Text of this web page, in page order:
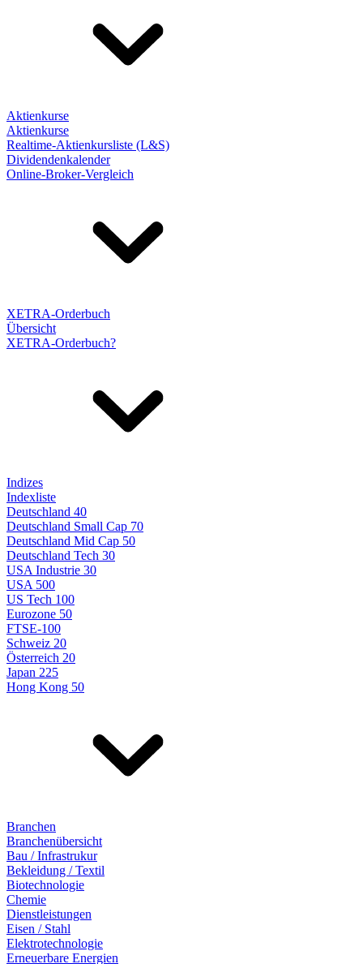
Aktienkurse
Aktienkurse
Realtime-Aktienkursliste (L&S)
Dividendenkalender
Online-Broker-Vergleich
XETRA-Orderbuch
Übersicht
XETRA-Orderbuch?
Indizes
Indexliste
Deutschland 40
Deutschland Small Cap 70
Deutschland Mid Cap 50
Deutschland Tech 30
USA Industrie 30
USA 500
US Tech 100
Eurozone 50
FTSE-100
Schweiz 20
Österreich 20
Japan 225
Hong Kong 50
Branchen
Branchenübersicht
Bau / Infrastrukur
Bekleidung / Textil
Biotechnologie
Chemie
Dienstleistungen
Eisen / Stahl
Elektrotechnologie
Erneuerbare Energien